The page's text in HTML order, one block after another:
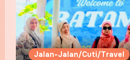
Jalan-Jalan/Cuti/Travel